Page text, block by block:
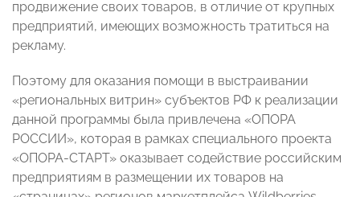
продвижение своих товаров, в отличие от крупных
предприятий, имеющих возможность тратиться на
рекламу.
Поэтому для оказания помощи в выстраивании
«региональных витрин» субъектов РФ к реализации
данной программы была привлечена «ОПОРА
РОССИИ», которая в рамках специального проекта
«ОПОРА-СТАРТ» оказывает содействие российским
предприятиям в размещении их товаров на